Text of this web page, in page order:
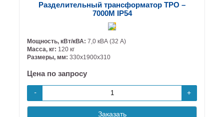
Разделительный трансформатор ТРО –
7000М IP54
Мощность, кВт/кВА: 7,0 кВА (32 А)
Масса, кг: 120 кг
Размеры, мм: 330х1900х310
Цена по запросу
- +
Заказать